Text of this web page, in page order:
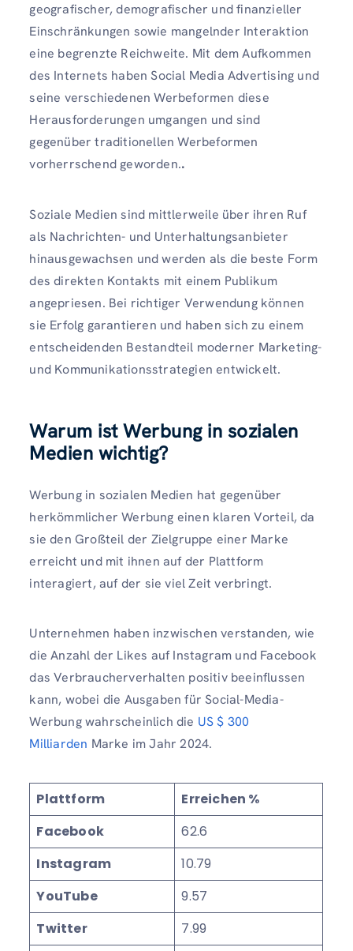
geografischer, demografischer und finanzieller
Einschränkungen sowie mangelnder Interaktion
eine begrenzte Reichweite. Mit dem Aufkommen
des Internets haben Social Media Advertising und
seine verschiedenen Werbeformen diese
Herausforderungen umgangen und sind
gegenüber traditionellen Werbeformen
vorherrschend geworden..
Soziale Medien sind mittlerweile über ihren Ruf
als Nachrichten- und Unterhaltungsanbieter
hinausgewachsen und werden als die beste Form
des direkten Kontakts mit einem Publikum
angepriesen. Bei richtiger Verwendung können
sie Erfolg garantieren und haben sich zu einem
entscheidenden Bestandteil moderner Marketing-
und Kommunikationsstrategien entwickelt.
Warum ist Werbung in sozialen
Medien wichtig?
Werbung in sozialen Medien hat gegenüber
herkömmlicher Werbung einen klaren Vorteil, da
sie den Großteil der Zielgruppe einer Marke
erreicht und mit ihnen auf der Plattform
interagiert, auf der sie viel Zeit verbringt.
Unternehmen haben inzwischen verstanden, wie
die Anzahl der Likes auf Instagram und Facebook
das Verbraucherverhalten positiv beeinflussen
kann, wobei die Ausgaben für Social-Media-
Werbung wahrscheinlich die US $ 300
Milliarden Marke im Jahr 2024.
Plattform
Erreichen %
Facebook
62.6
Instagram
10.79
YouTube
9.57
Twitter
7.99